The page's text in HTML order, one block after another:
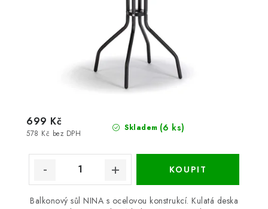
Skladem (6 ks)
578 Kč bez DPH
699 Kč
Balkonový sůl NINA s ocelovou konstrukcí. Kulatá deska